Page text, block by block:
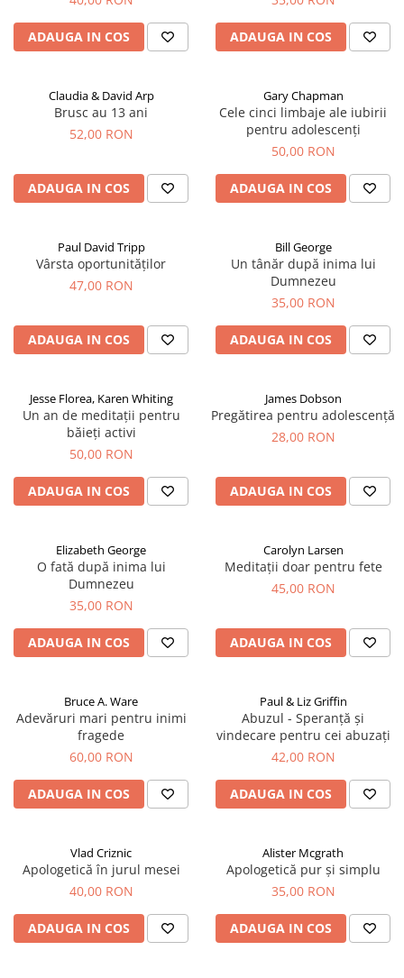
ADAUGA IN COS ADAUGA IN COS
Claudia & David Arp
Brusc au 13 ani
52,00 RON
ADAUGA IN COS
Gary Chapman
Cele cinci limbaje ale iubirii
pentru adolescenți
50,00 RON
ADAUGA IN COS
Paul David Tripp
Vârsta oportunităților
47,00 RON
ADAUGA IN COS
Bill George
Un tânăr după inima lui
Dumnezeu
35,00 RON
ADAUGA IN COS
Jesse Florea, Karen Whiting
Un an de meditații pentru
băieți activi
50,00 RON
ADAUGA IN COS
James Dobson
Pregătirea pentru adolescență
28,00 RON
ADAUGA IN COS
Elizabeth George
O fată după inima lui
Dumnezeu
35,00 RON
ADAUGA IN COS
Carolyn Larsen
Meditații doar pentru fete
45,00 RON
ADAUGA IN COS
Bruce A. Ware
Adevăruri mari pentru inimi
fragede
60,00 RON
ADAUGA IN COS
Paul & Liz Griffin
Abuzul - Speranță și
vindecare pentru cei abuzați
42,00 RON
ADAUGA IN COS
Vlad Criznic
Apologetică în jurul mesei
40,00 RON
ADAUGA IN COS
Alister Mcgrath
Apologetică pur și simplu
35,00 RON
ADAUGA IN COS